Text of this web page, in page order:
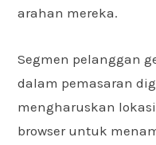
arahan mereka.
Segmen pelanggan
dalam pemasaran
mengharuskan
browser untuk